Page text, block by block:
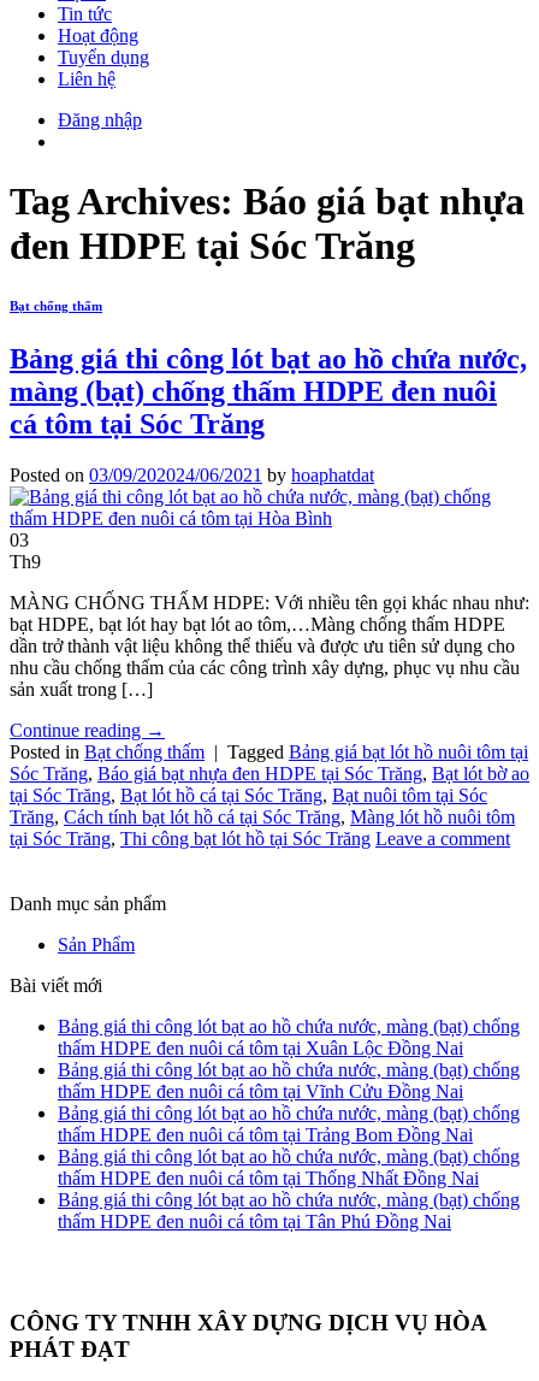
Tin tức
Hoạt động
Tuyển dụng
Liên hệ
Đăng nhập
Tag Archives: Báo giá bạt nhựa
đen HDPE tại Sóc Trăng
Bạt chống thấm
Bảng giá thi công lót bạt ao hồ chứa nước,
màng (bạt) chống thấm HDPE đen nuôi
cá tôm tại Sóc Trăng
Posted on 03/09/202024/06/2021 by hoaphatdat
03
Th9
MÀNG CHỐNG THẤM HDPE: Với nhiều tên gọi khác nhau như:
bạt HDPE, bạt lót hay bạt lót ao tôm,…Màng chống thấm HDPE
dần trở thành vật liệu không thể thiếu và được ưu tiên sử dụng cho
nhu cầu chống thấm của các công trình xây dựng, phục vụ nhu cầu
sản xuất trong […]
Continue reading →
Posted in Bạt chống thấm | Tagged Bảng giá bạt lót hồ nuôi tôm tại
Sóc Trăng, Báo giá bạt nhựa đen HDPE tại Sóc Trăng, Bạt lót bờ ao
tại Sóc Trăng, Bạt lót hồ cá tại Sóc Trăng, Bạt nuôi tôm tại Sóc
Trăng, Cách tính bạt lót hồ cá tại Sóc Trăng, Màng lót hồ nuôi tôm
tại Sóc Trăng, Thi công bạt lót hồ tại Sóc Trăng Leave a comment
Danh mục sản phẩm
Sản Phẩm
Bài viết mới
Bảng giá thi công lót bạt ao hồ chứa nước, màng (bạt) chống
thấm HDPE đen nuôi cá tôm tại Xuân Lộc Đồng Nai
Bảng giá thi công lót bạt ao hồ chứa nước, màng (bạt) chống
thấm HDPE đen nuôi cá tôm tại Vĩnh Cửu Đồng Nai
Bảng giá thi công lót bạt ao hồ chứa nước, màng (bạt) chống
thấm HDPE đen nuôi cá tôm tại Trảng Bom Đồng Nai
Bảng giá thi công lót bạt ao hồ chứa nước, màng (bạt) chống
thấm HDPE đen nuôi cá tôm tại Thống Nhất Đồng Nai
Bảng giá thi công lót bạt ao hồ chứa nước, màng (bạt) chống
thấm HDPE đen nuôi cá tôm tại Tân Phú Đồng Nai
CÔNG TY TNHH XÂY DỰNG DỊCH VỤ HÒA
PHÁT ĐẠT